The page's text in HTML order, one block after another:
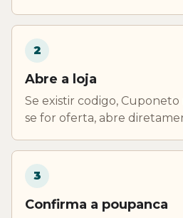
2
Abre a loja
Se existir codigo,
se for oferta, abre
3
Confirma a poupanca